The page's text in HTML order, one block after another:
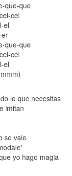
que-que
cel
el
er
que-que
cel
el
lo que necesitas
imitan
se vale
yo hago magia